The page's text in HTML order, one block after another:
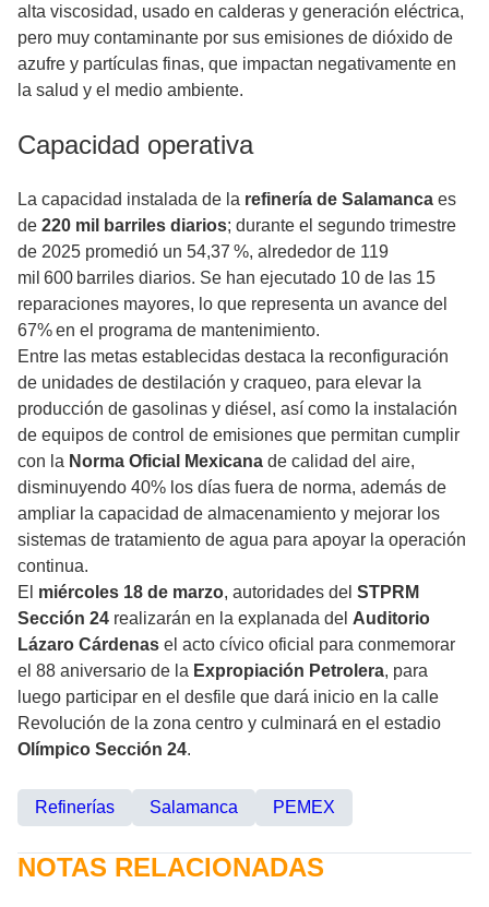
alta viscosidad, usado en calderas y generación eléctrica,
pero muy contaminante por sus emisiones de dióxido de
azufre y partículas finas, que impactan negativamente en
la salud y el medio ambiente.
Capacidad operativa
La capacidad instalada de la refinería de Salamanca es
de 220 mil barriles diarios; durante el segundo trimestre
de 2025 promedió un 54,37 %, alrededor de 119
mil 600 barriles diarios. Se han ejecutado 10 de las 15
reparaciones mayores, lo que representa un avance del
67% en el programa de mantenimiento.
Entre las metas establecidas destaca la reconfiguración
de unidades de destilación y craqueo, para elevar la
producción de gasolinas y diésel, así como la instalación
de equipos de control de emisiones que permitan cumplir
con la Norma Oficial Mexicana de calidad del aire,
disminuyendo 40% los días fuera de norma, además de
ampliar la capacidad de almacenamiento y mejorar los
sistemas de tratamiento de agua para apoyar la operación
continua.
El miércoles 18 de marzo, autoridades del STPRM
Sección 24 realizarán en la explanada del Auditorio
Lázaro Cárdenas el acto cívico oficial para conmemorar
el 88 aniversario de la Expropiación Petrolera, para
luego participar en el desfile que dará inicio en la calle
Revolución de la zona centro y culminará en el estadio
Olímpico Sección 24.
Refinerías Salamanca PEMEX
NOTAS RELACIONADAS